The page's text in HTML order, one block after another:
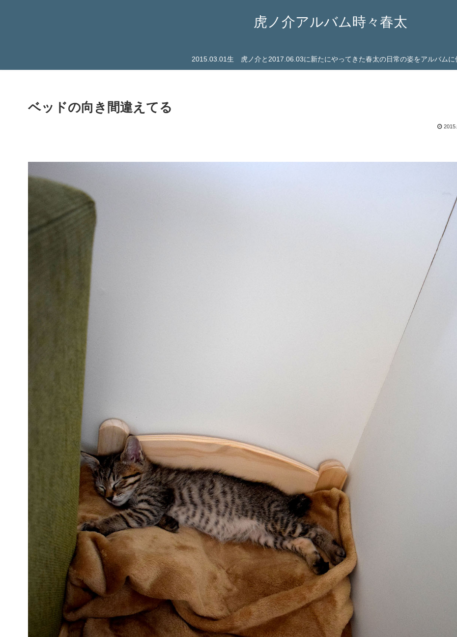
虎ノ介アルバム時々春太
2015.03.01生 虎ノ介と2017.06.03に新たにやってきた春太の日常の姿をアルバムに
ベッドの向き間違えてる